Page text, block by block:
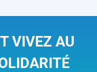
VIVEZ AU